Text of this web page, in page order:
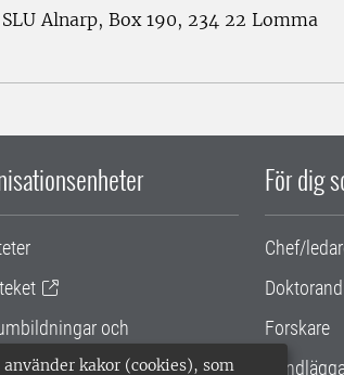
kakor (cookies), som
SLU Alnarp, Box 190, 234 22 Lomma
och
För dig
Chef/
Forskare